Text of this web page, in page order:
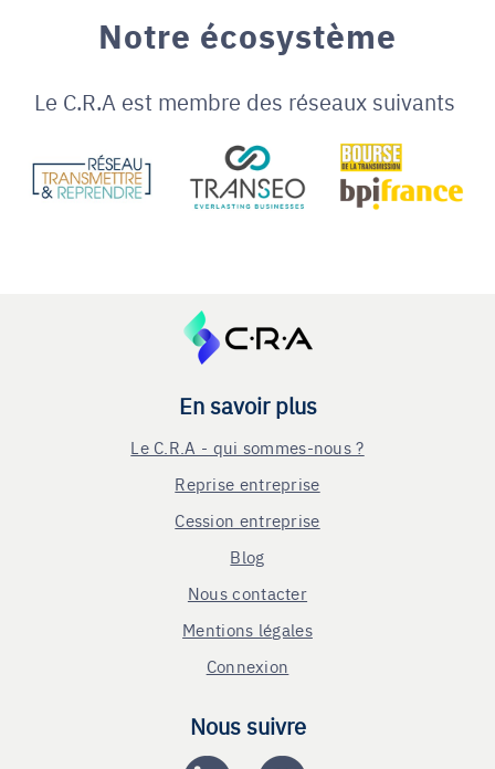
Notre écosystème
Le C.R.A est membre des réseaux suivants
En savoir plus
Le C.R.A - qui sommes-nous ?
Reprise entreprise
Cession entreprise
Blog
Nous contacter
Mentions légales
Connexion
Nous suivre